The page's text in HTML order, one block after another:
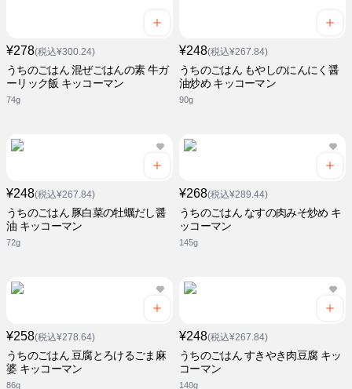
¥278(税込¥300.24)
うちのごはん 混ぜごはんの素 牛ガ
ーリック飯 キッコーマン
74g
¥248(税込¥267.84)
うちのごはん もやしのにんにく醤
油炒め キッコーマン
90g
¥248(税込¥267.84)
うちのごはん 豚白菜の牡蠣だし醤
油 キッコーマン
72g
¥268(税込¥289.44)
うちのごはん なすの肉みそ炒め キ
ッコーマン
145g
¥258(税込¥278.64)
うちのごはん 豆腐とろけるごま麻
婆 キッコーマン
86g
¥248(税込¥267.84)
うちのごはん すきやき肉豆腐 キッ
コーマン
140g